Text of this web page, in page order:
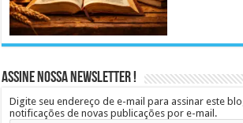
Assine Nossa Newsletter !
Digite seu endereço de e-mail para assinar este
notificações de novas publicações por e-mail.